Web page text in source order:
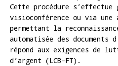
Cette procédure s’effectue
visioconférence ou via une
permettant la
automatisée des
répond aux exigences de
d’argent (LCB-FT).